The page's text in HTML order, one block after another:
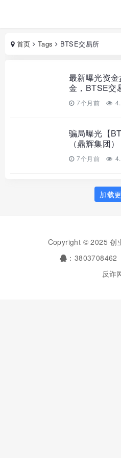
首页 Tags BTSE交易所
最新曝光资
金，BTSE交
链】有你参与
7个月前
骗局曝光【
（鼎辉集团
钱跑路！
7个月前
加载
Copyright © 2025 创
：3803708462
反诈